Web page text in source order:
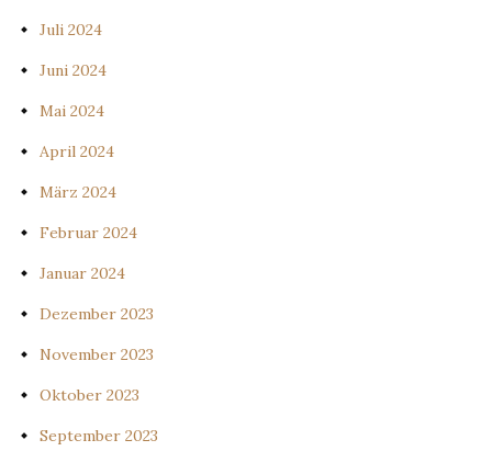
Juli 2024
Juni 2024
Mai 2024
April 2024
März 2024
Februar 2024
Januar 2024
Dezember 2023
November 2023
Oktober 2023
September 2023